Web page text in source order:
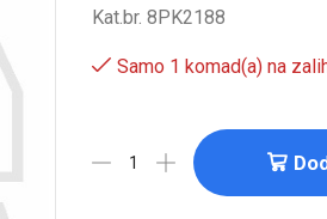
Kat.br. 8PK2188
Samo 1 komad(a) na